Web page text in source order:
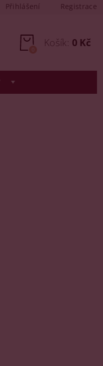
Přihlášení Registrace
Košík: 0 Kč
0